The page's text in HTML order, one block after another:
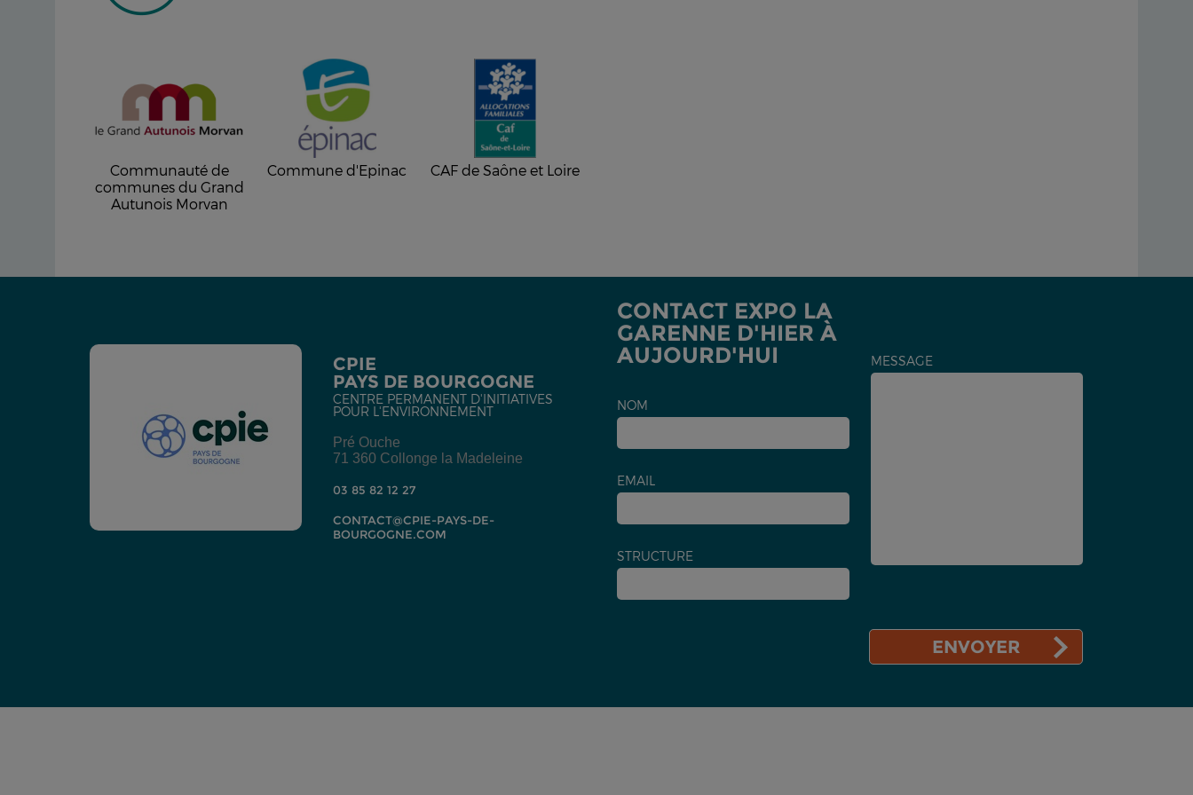
Communauté de
communes du Grand
Autunois Morvan
Commune d'Epinac CAF de Saône et Loire
CPIE
PAYS DE BOURGOGNE
CENTRE PERMANENT D'INITIATIVES
POUR L'ENVIRONNEMENT
Pré Ouche
71 360 Collonge la Madeleine
03 85 82 12 27
CONTACT@CPIE-PAYS-DE-
BOURGOGNE.COM
CONTACT EXPO LA
GARENNE D'HIER À
AUJOURD'HUI
NOM
EMAIL
STRUCTURE
MESSAGE